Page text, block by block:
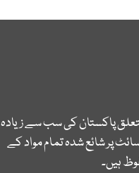
پاکستان کی سب سے زیادہ
پر شائع شدہ تمام مواد کے
ہیں۔